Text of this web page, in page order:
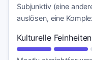
Subjunktiv (eine
auslösen, eine
Kulturelle Feinheiten